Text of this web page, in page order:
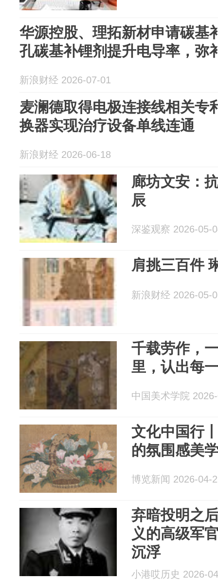
华源控股、理拓新材申请碳基
孔碳基补锂剂提升电导率，弥
新浪财经 2026-07-01
麦澜德取得电极连接线相关专
换器实现治疗设备单线连通
新浪财经 2026-06-18
廊坊文安：
辰
深鉴观察 2026-05-
肩挑三百件
新浪财经 2026-05-
千载劳作，
里，认出每
中国美术学院
文化中国行
的氛围感美
博览新闻 2026-04-
弃暗投明之
义的高级军
沉浮
小港哎历史 2026-